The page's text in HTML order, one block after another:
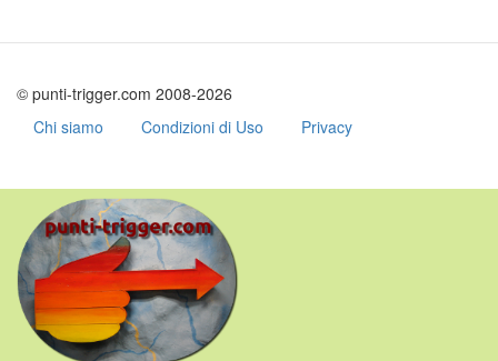
© punti-trigger.com 2008-2026
Chi siamo
Condizioni di Uso Privacy
contenuto
principale